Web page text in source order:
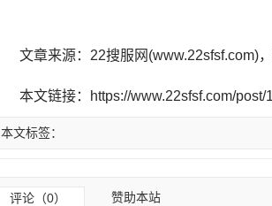
文章来源：22搜服网(www.22sfsf.com)
本文链接：https://www.22sfsf.com/post/
本文标签：
评论（0） 赞助本站